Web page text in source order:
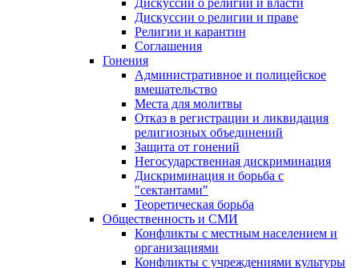
Дискуссии о религии и власти
Дискуссии о религии и праве
Религии и карантин
Соглашения
Гонения
Административное и полицейское
вмешательство
Места для молитвы
Отказ в регистрации и ликвидация
религиозных объединений
Защита от гонений
Негосударственная дискриминация
Дискриминация и борьба с
"сектантами"
Теоретическая борьба
Общественность и СМИ
Конфликты с местным населением и
организациями
Конфликты с учреждениями культуры